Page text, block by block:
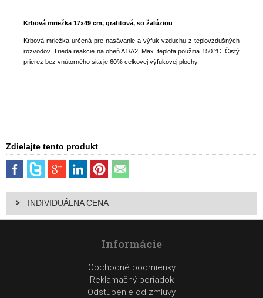
Krbová mriežka 17x49 cm, grafitová, so žalúziou
Krbová mriežka určená pre nasávanie a výfuk vzduchu z teplovzdušných
rozvodov. Trieda reakcie na oheň A1/A2. Max. teplota použitia 150 °C. Čistý
prierez bez vnútorného sita je 60% celkovej výfukovej plochy.
Zdielajte tento produkt
INDIVIDUÁLNA CENA
Informácie
Obchodné podmienky
Reklamačný poriadok
Odstúpenie od zmluvy